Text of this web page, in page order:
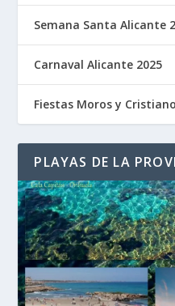
Semana Santa Alicante
Carnaval Alicante 2025
Fiestas Moros y
PLAYAS DE LA